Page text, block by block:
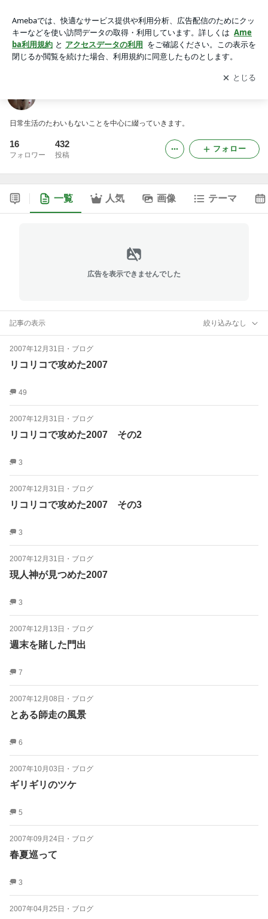
アプリをダウンロードして ブログの更新通知
を受け取りまし
ょう。
開く
日常生活のたわいもないことを中心に綴っていきます。
16
フォロワー
432
投稿
フォロー
一覧 人気 画像 テーマ
広告を表示できませんでした
記事の表示 絞り込みなし
2007年12月31日 ・ ブログ
リコリコで攻めた2007
49
2007年12月31日 ・ ブログ
リコリコで攻めた2007 その2
3
2007年12月31日 ・ ブログ
リコリコで攻めた2007 その3
3
2007年12月31日 ・ ブログ
現人神が見つめた2007
3
2007年12月13日 ・ ブログ
週末を賭した門出
7
2007年12月08日 ・ ブログ
とある師走の風景
6
2007年10月03日 ・ ブログ
ギリギリのツケ
5
2007年09月24日 ・ ブログ
春夏巡って
3
2007年04月25日 ・ ブログ